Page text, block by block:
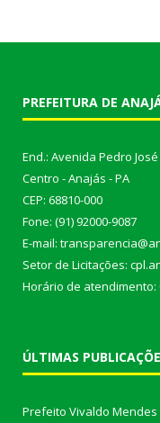
PREFEITURA DE
End.: Avenida Pedro
Centro - Anajás - PA
CEP: 68810-000
Fone: (91) 92000-9087
E-mail:
Setor de Licitações:
Horário de atendimento:
ÚLTIMAS
Prefeito Vivaldo Mendes